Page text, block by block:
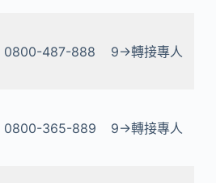
0800-487-888 9→轉接專人
0800-365-889 9→轉接專人